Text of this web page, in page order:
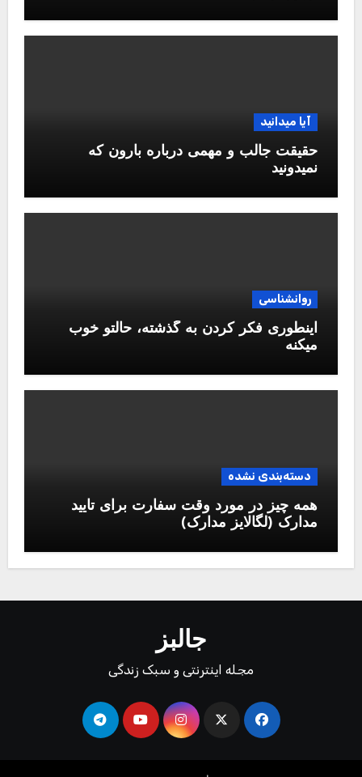
آیا میدانید
حقیقت جالب و مهمی درباره بارون که
نمیدونید
روانشناسی
اینطوری فکر کردن به گذشته، حالتو خوب
میکنه
دسته‌بندی نشده
همه چیز در مورد وقت سفارت برای تایید
مدارک (لگالایز مدارک)
جالبز
مجله اینترنتی و سبک زندگی